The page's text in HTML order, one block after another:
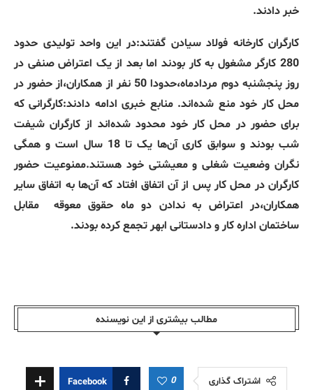
خبر دادند.
کارگران کارخانه فولاد سیادن گفتند:در این واحد تولیدی حدود
280 کارگر مشغول به کار بودند اما بعد از یک اعتراض صنفی در
روز پنجشنبه دوم مردادماه،حدودا 50 نفر از همکاران،از حضور در
محل کار خود منع شده‌اند. منابع خبری ادامه دادند:کارگرانی که
برای حضور در محل کار خود محدود شده‌اند از کارگران شیفت
شب بودند و سوابق کاری آن‌ها یک تا 18 سال است و همگی
نگران وضعیت شغلی و معیشتی خود هستند.ممنوعیت حضور
کارگران در محل کار پس از آن اتفاق افتاد که آن‌ها به اتفاق سایر
همکاران،در اعتراض به ندادن دو ماه حقوق معوقه مقابل
ساختمان اداره کار و دادستانی ابهر تجمع کرده بودند.
مطالب بیشتری از این نویسندە
اشتراک گذاری 0
Facebook